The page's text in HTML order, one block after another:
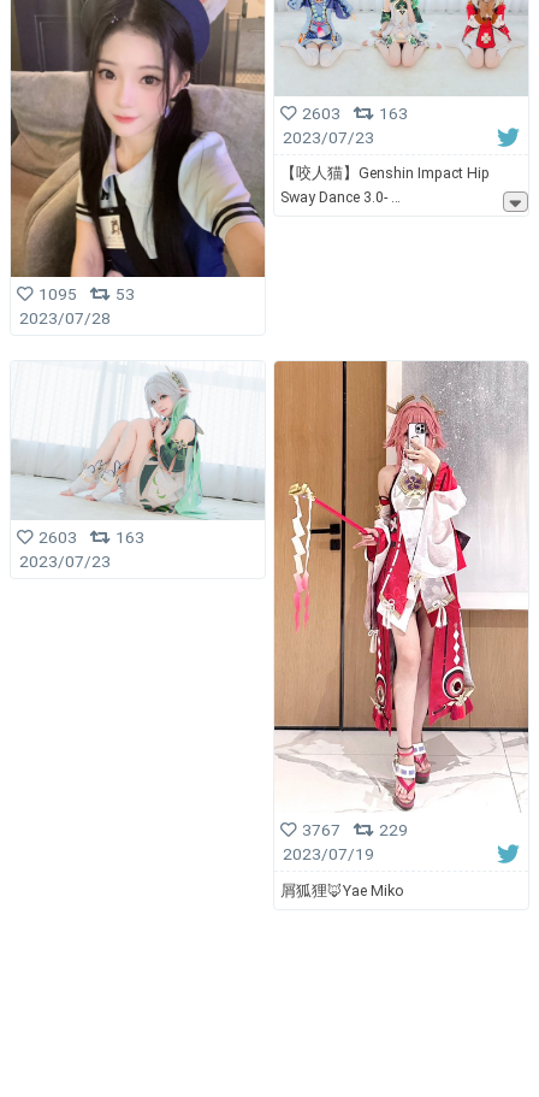
1095
53
2023/07/28
2603
163
2023/07/23
【咬人猫】Genshin Impact Hip
Sway Dance 3.0-
2603
163
2023/07/23
3767
229
2023/07/19
屑狐狸🦊Yae Miko